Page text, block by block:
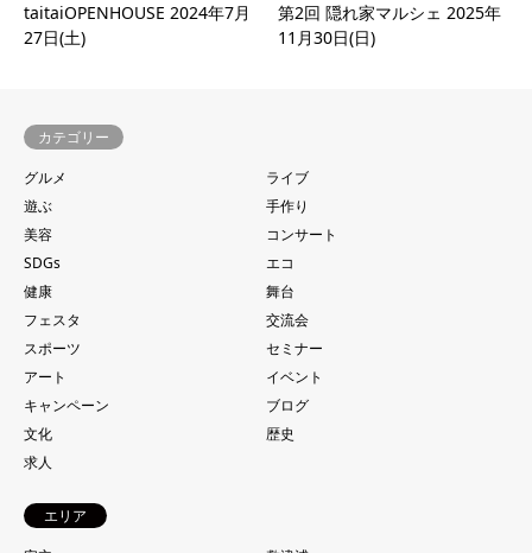
taitaiOPENHOUSE 2024年7月
27日(土)
第2回 隠れ家マルシェ 2025年
11月30日(日)
カテゴリー
グルメ
ライブ
遊ぶ
手作り
美容
コンサート
SDGs
エコ
健康
舞台
フェスタ
交流会
スポーツ
セミナー
アート
イベント
キャンペーン
ブログ
文化
歴史
求人
エリア